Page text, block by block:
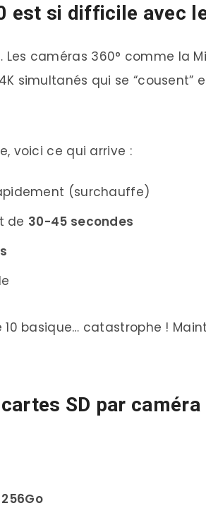
est si difficile avec
caméras 360° comme la
simultanés qui se “cousent”
voici ce qui arrive :
(surchauffe)
de 30-45 secondes
basique… catastrophe !
SD par